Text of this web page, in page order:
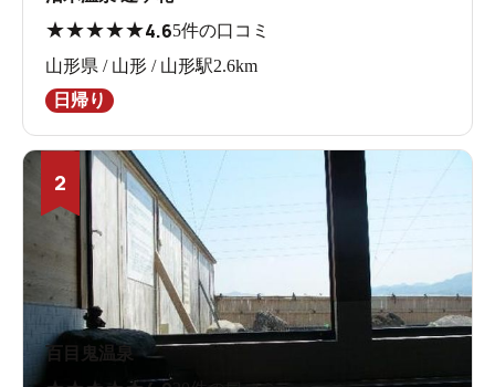
★★★★★4.65件の口コミ
山形県 / 山形 / 山形駅2.6km
日帰り
2
百目鬼温泉